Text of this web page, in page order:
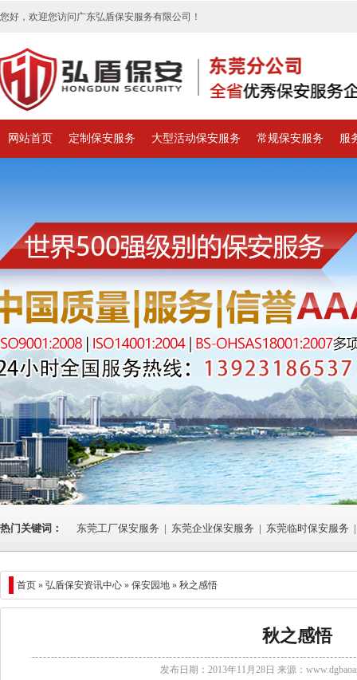
您好，欢迎您访问广东弘盾保安服务有限公司！
网站首页 定制保安服务 大型活动保安服务 常规保安服务 服
热门关键词： 东莞工厂保安服务 | 东莞企业保安服务 | 东莞临时保安服务 |
首页 » 弘盾保安资讯中心 » 保安园地 » 秋之感悟
秋之感悟
发布日期：2013年11月28日 来源：